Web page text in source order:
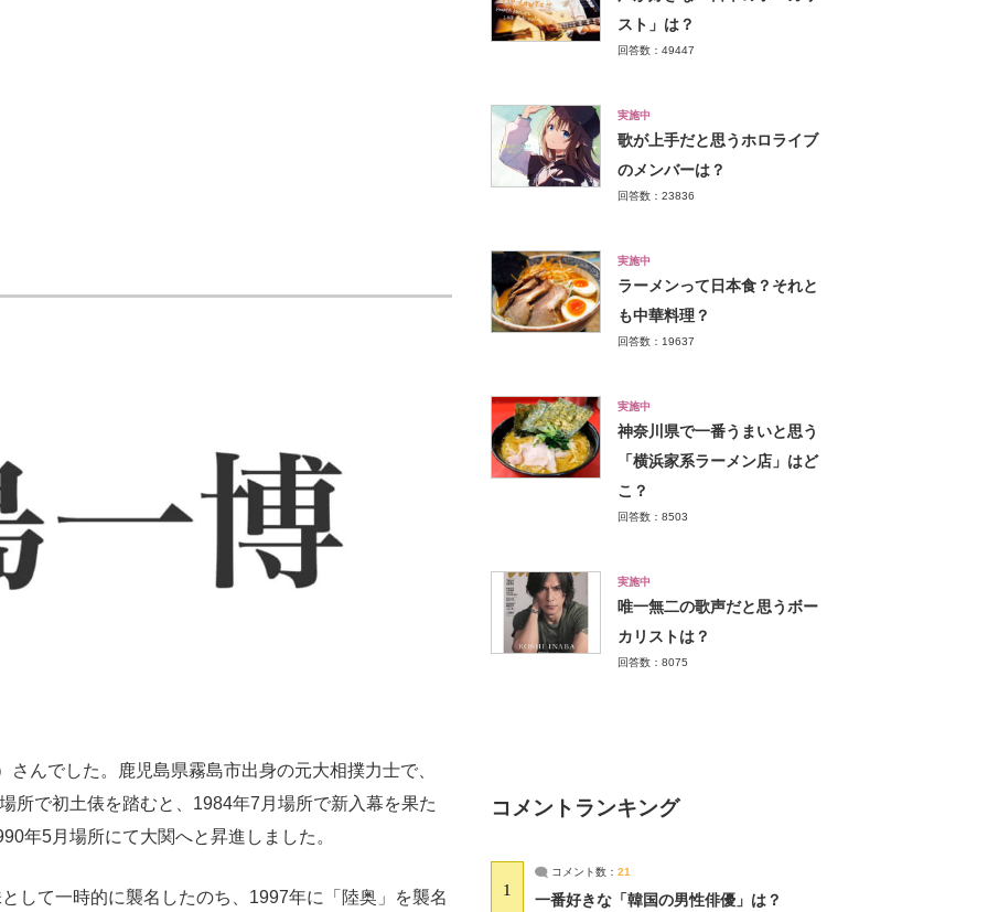
んでした。鹿児島県霧島市出身の元大相撲力士で、
所で初土俵を踏むと、1984年7月場所で新入幕を果た
年5月場所にて大関へと昇進しました。
て一時的に襲名したのち、1997年に「陸奥」を襲名
スト」は？
回答数：49447
実施中
歌が上手だと思うホロライブ
のメンバーは？
回答数：23836
実施中
ラーメンって日本食？それと
も中華料理？
回答数：19637
実施中
神奈川県で一番うまいと思う
「横浜家系ラーメン店」はど
こ？
回答数：8503
実施中
唯一無二の歌声だと思うボー
カリストは？
回答数：8075
コメントランキング
1
コメント数： 21
一番好きな「韓国の男性俳優」は？